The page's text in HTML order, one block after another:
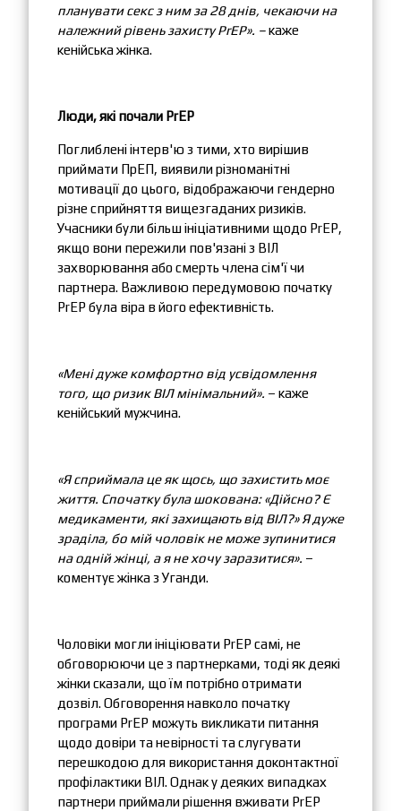
планувати секс з ним за 28 днів, чекаючи на
належний рівень захисту PrEP». –каже
кенійська жінка.
Люди, які почали PrEP
Поглиблені інтерв'ю з тими, хто вирішив
приймати ПрЕП, виявили різноманітні
мотивації до цього, відображаючи гендерно
різне сприйняття вищезгаданих ризиків.
Учасники були більш ініціативними щодо PrEP,
якщо вони пережили пов'язані з ВІЛ
захворювання або смерть члена сім'ї чи
партнера. Важливою передумовою початку
PrEP була віра в його ефективність.
«Мені дуже комфортно від усвідомлення
того, що ризик ВІЛ мінімальний». – каже
кенійський мужчина.
«Я сприймала це як щось, що захистить моє
життя. Спочатку була шокована: «Дійсно? Є
медикаменти, які захищають від ВІЛ?» Я дуже
зраділа, бо мій чоловік не може зупинитися
на одній жінці, а я не хочу заразитися». –
коментує жінка з Уганди.
Чоловіки могли ініціювати PrEP самі, не
обговорюючи це з партнерками, тоді як деякі
жінки сказали, що їм потрібно отримати
дозвіл. Обговорення навколо початку
програми PrEP можуть викликати питання
щодо довіри та невірності та слугувати
перешкодою для використання доконтактної
профілактики ВІЛ. Однак у деяких випадках
партнери приймали рішення вживати PrEP